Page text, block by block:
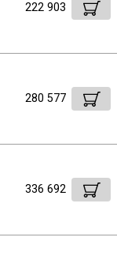
222 903
280 577
336 692